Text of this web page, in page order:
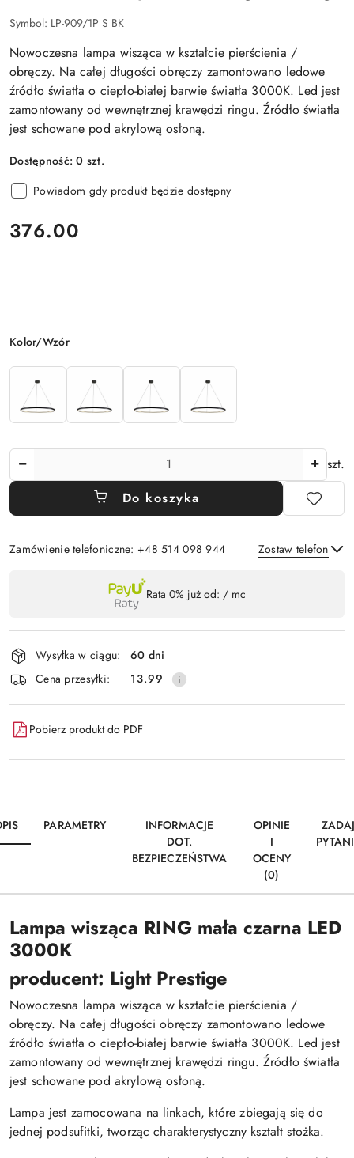
Symbol: LP-909/1P S BK
Nowoczesna lampa wisząca w kształcie pierścienia /
obręczy. Na całej długości obręczy zamontowano ledowe
źródło światła o ciepło-białej barwie światła 3000K. Led jest
zamontowany od wewnętrznej krawędzi ringu. Źródło światła
jest schowane pod akrylową osłoną.
Dostępność:0 szt.
Powiadom gdy produkt będzie dostępny
cena:
376.00
Wariant
Kolor/Wzór
szt.
Do koszyka
Zamówienie telefoniczne: +48 514 098 944 Zostaw telefon
płatność
i
dostawa
Rata 0% już od: / mc
Wysyłka w ciągu:
60 dni
Cena przesyłki:
13.99
Pobierz produkt do PDF
PARAMETRY
INFORMACJE
DOT.
BEZPIECZEŃSTWA
OPINIE
I
OCENY
(0)
Lampa wisząca RING mała czarna LED
3000K
producent: Light Prestige
Nowoczesna lampa wisząca w kształcie pierścienia /
obręczy. Na całej długości obręczy zamontowano ledowe
źródło światła o ciepło-białej barwie światła 3000K. Led jest
zamontowany od wewnętrznej krawędzi ringu. Źródło światła
jest schowane pod akrylową osłoną.
Lampa jest zamocowana na linkach, które zbiegają się do
jednej podsufitki, tworząc charakterystyczny kształt stożka.